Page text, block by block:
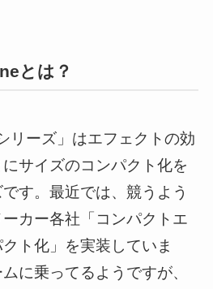
とは？
リーズ」はエフェクトの効
サイズのコンパクト化を
す。最近では、競うよう
カー各社「コンパクトエ
ト化」を実装していま
に乗ってるようですが、